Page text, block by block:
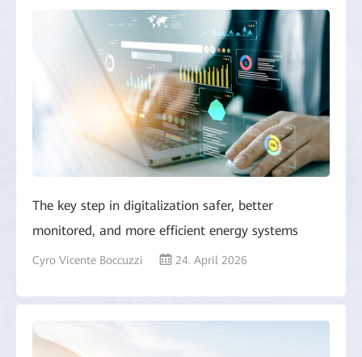
The key step in digitalization safer, better
monitored, and more efficient energy systems
Cyro Vicente Boccuzzi 24. April 2026